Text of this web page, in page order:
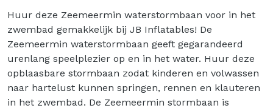
Huur deze Zeemeermin waterstormbaan voor in het
zwembad gemakkelijk bij JB Inflatables! De
Zeemeermin waterstormbaan geeft gegarandeerd
urenlang speelplezier op en in het water. Huur deze
opblaasbare stormbaan zodat kinderen en volwassen
naar hartelust kunnen springen, rennen en klauteren
in het zwembad. De Zeemeermin stormbaan is